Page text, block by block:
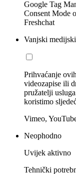
Google Tag
Consent Mode
Freshchat
Vanjski
Prihvaćanje
videozapise ili
pružatelji
koristimo
Vimeo,
Neophodno
Uvijek aktivno
Tehnički